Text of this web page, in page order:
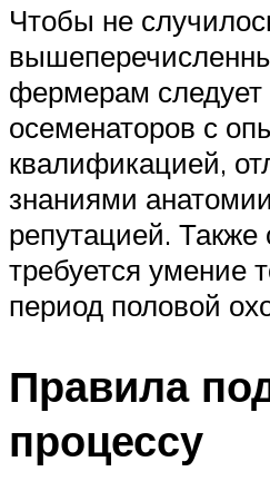
Чтобы не
фермерам следует
осеменаторов с
квалификацией,
знаниями
репутацией. Также
требуется умение
период половой
Правила
процессу